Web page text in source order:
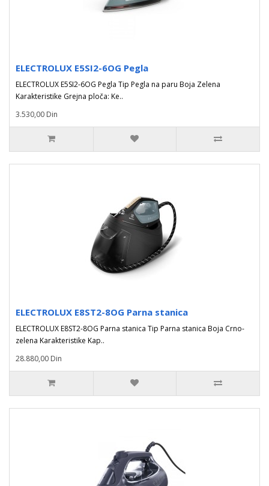
ELECTROLUX E5SI2-6OG Pegla
ELECTROLUX E5SI2-6OG Pegla Tip Pegla na paru Boja Zelena
Karakteristike Grejna ploča: Ke..
3.530,00 Din
ELECTROLUX E8ST2-8OG Parna stanica
ELECTROLUX E8ST2-8OG Parna stanica Tip Parna stanica Boja Crno-
zelena Karakteristike Kap..
28.880,00 Din